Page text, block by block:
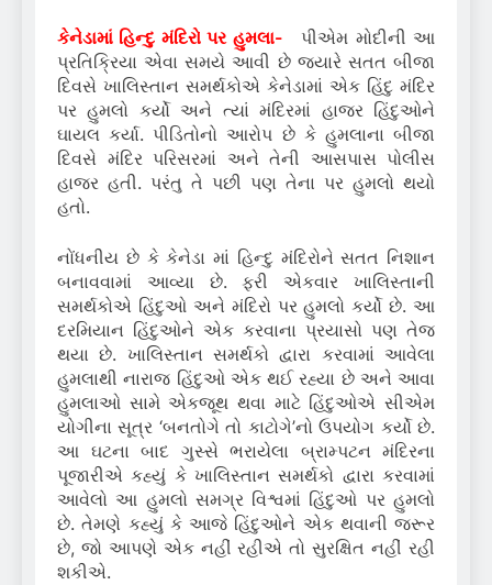
કેનેડામાં હિન્દુ મંદિરો પર હુમલા-
પીએમ મોદીની આ
પ્રતિક્રિયા એવા સમયે આવી છે જ્યારે સતત બીજા
દિવસે ખાલિસ્તાન સમર્થકોએ કેનેડામાં એક હિંદુ મંદિર
પર હુમલો કર્યો અને ત્યાં મંદિરમાં હાજર હિંદુઓને
ઘાયલ કર્યા. પીડિતોનો આરોપ છે કે હુમલાના બીજા
દિવસે મંદિર પરિસરમાં અને તેની આસપાસ પોલીસ
હાજર હતી. પરંતુ તે પછી પણ તેના પર હુમલો થયો
હતો.
નોંધનીય છે કે કેનેડા માં હિન્દુ મંદિરોને સતત નિશાન
બનાવવામાં આવ્યા છે. ફરી એકવાર ખાલિસ્તાની
સમર્થકોએ હિંદુઓ અને મંદિરો પર હુમલો કર્યો છે. આ
દરમિયાન હિંદુઓને એક કરવાના પ્રયાસો પણ તેજ
થયા છે. ખાલિસ્તાન સમર્થકો દ્વારા કરવામાં આવેલા
હુમલાથી નારાજ હિંદુઓ એક થઈ રહ્યા છે અને આવા
હુમલાઓ સામે એકજૂથ થવા માટે હિંદુઓએ સીએમ
યોગીના સૂત્ર ‘બનતોગે તો કાટોગે’નો ઉપયોગ કર્યો છે.
આ ઘટના બાદ ગુસ્સે ભરાયેલા બ્રામ્પટન મંદિરના
પૂજારીએ કહ્યું કે ખાલિસ્તાન સમર્થકો દ્વારા કરવામાં
આવેલો આ હુમલો સમગ્ર વિશ્વમાં હિંદુઓ પર હુમલો
છે. તેમણે કહ્યું કે આજે હિંદુઓને એક થવાની જરૂર
છે, જો આપણે એક નહીં રહીએ તો સુરક્ષિત નહીં રહી
શકીએ.